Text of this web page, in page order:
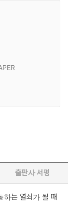
출판사 서평
하는 열쇠가 될 때